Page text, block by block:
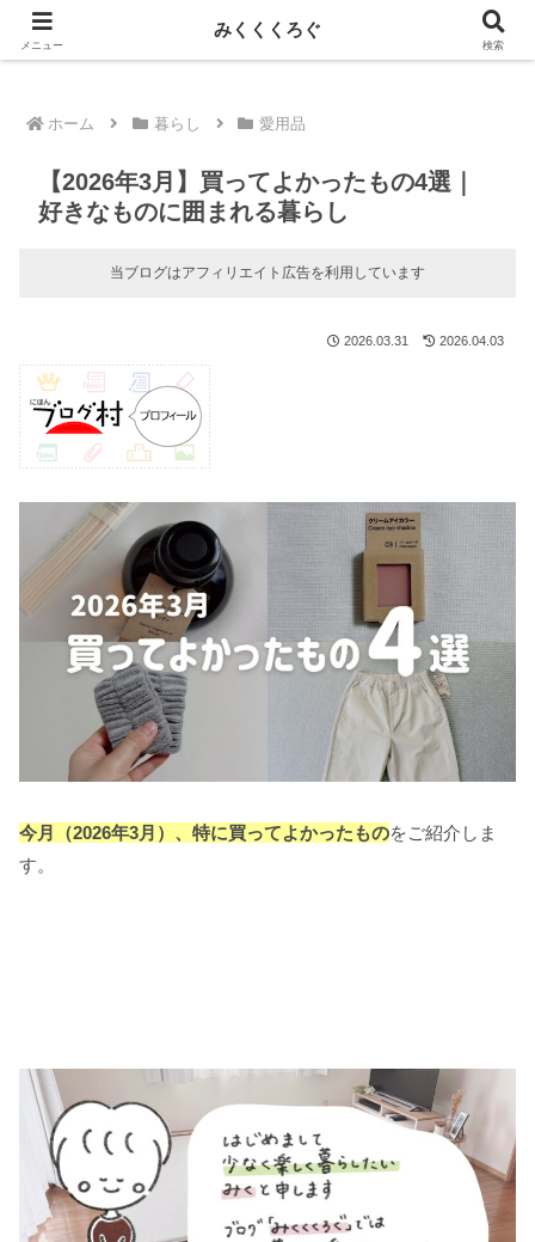
新しい記事はnoteに投稿しています！
ホーム 暮らし 愛用品
【2026年3月】買ってよかったもの4選｜
好きなものに囲まれる暮らし
当ブログはアフィリエイト広告を利用しています
2026.03.31 2026.04.03
今月（2026年3月）、特に買ってよかったものをご紹介しま
す。
メニュー
みくくくろぐ
検索